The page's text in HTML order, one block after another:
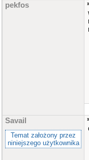
pekfos
Savail
Temat założony przez
niniejszego użytkownika